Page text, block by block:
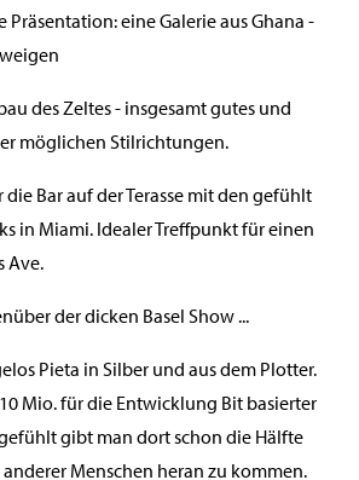
Präsentation: eine Galerie aus Ghana -
des Zeltes - insgesamt gutes und
möglichen Stilrichtungen.
die Bar auf der Terasse mit den gefühlt
in Miami. Idealer Treffpunkt für einen
Ave.
der dicken Basel Show ...
Pieta in Silber und aus dem Plotter.
Mio. für die Entwicklung Bit basierter
gibt man dort schon die Hälfte
anderer Menschen heran zu kommen.